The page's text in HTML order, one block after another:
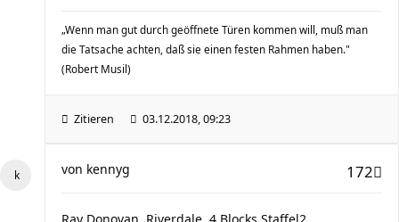
„Wenn man gut durch geöffnete Türen kommen will, muß man
die Tatsache achten, daß sie einen festen Rahmen haben."
(Robert Musil)
Zitieren 03.12.2018, 09:23
172
von kennyg